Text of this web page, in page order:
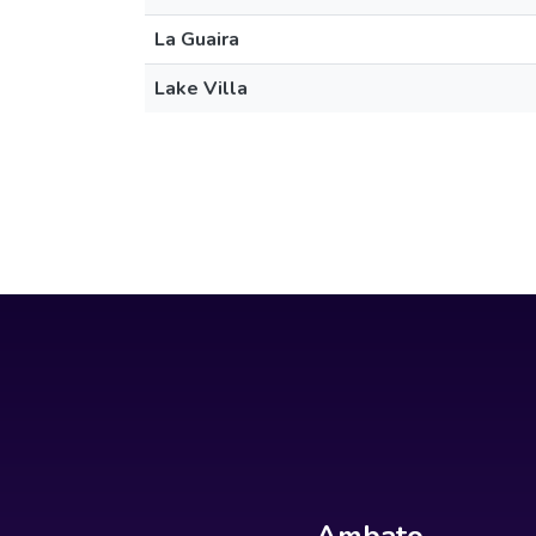
La Guaira
Lake Villa